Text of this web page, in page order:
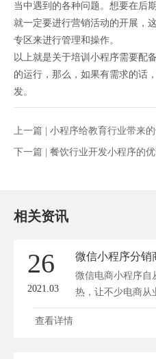
当中遇到的各种问题。想要在后
就一定要进行营销活动的开展，
专区来进行管理和操作。
以上就是关于培训小程序需要配
的运行，那么，如果有需求的话
发。
上一篇 | 小程序给教育行业带来
下一篇 | 餐饮行业开发小程序的
相关资讯
26
2021.03
微信小程序分销
微信电商小程序自
热，让不少电商从
程...
查看详情